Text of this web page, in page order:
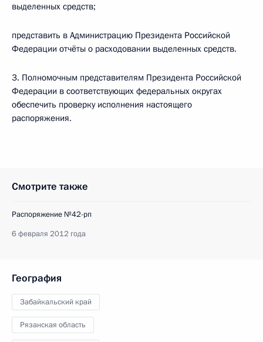
выделенных средств;
представить в Администрацию Президента Российской
Федерации отчёты о расходовании выделенных средств.
3. Полномочным представителям Президента Российской
Федерации в соответствующих федеральных округах
обеспечить проверку исполнения настоящего
распоряжения.
Смотрите также
Распоряжение №42-рп
6 февраля 2012 года
География
Забайкальский край
Рязанская область